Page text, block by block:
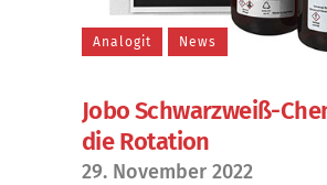
Analogit News
Jobo Schwarzweiß-
die Rotation
29. November 2022